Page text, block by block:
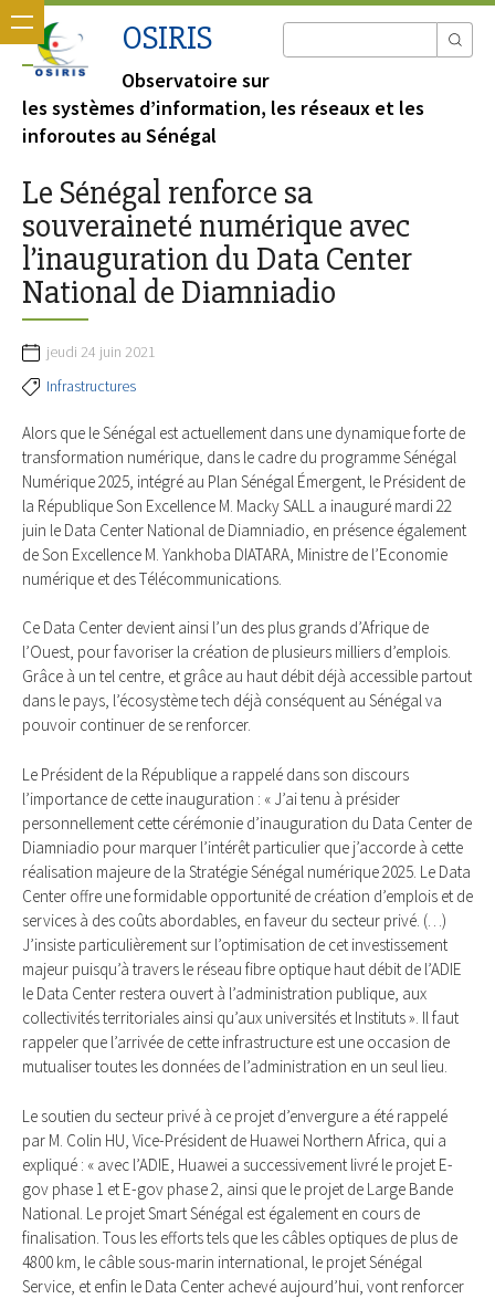
OSIRIS
Observatoire sur
les systèmes d’information, les réseaux et les
inforoutes au Sénégal
Le Sénégal renforce sa
souveraineté numérique avec
l’inauguration du Data Center
National de Diamniadio
jeudi 24 juin 2021
Infrastructures
Alors que le Sénégal est actuellement dans une dynamique forte de
transformation numérique, dans le cadre du programme Sénégal
Numérique 2025, intégré au Plan Sénégal Émergent, le Président de
la République Son Excellence M. Macky SALL a inauguré mardi 22
juin le Data Center National de Diamniadio, en présence également
de Son Excellence M. Yankhoba DIATARA, Ministre de l’Economie
numérique et des Télécommunications.
Ce Data Center devient ainsi l’un des plus grands d’Afrique de
l’Ouest, pour favoriser la création de plusieurs milliers d’emplois.
Grâce à un tel centre, et grâce au haut débit déjà accessible partout
dans le pays, l’écosystème tech déjà conséquent au Sénégal va
pouvoir continuer de se renforcer.
Le Président de la République a rappelé dans son discours
l’importance de cette inauguration : « J’ai tenu à présider
personnellement cette cérémonie d’inauguration du Data Center de
Diamniadio pour marquer l’intérêt particulier que j’accorde à cette
réalisation majeure de la Stratégie Sénégal numérique 2025. Le Data
Center offre une formidable opportunité de création d’emplois et de
services à des coûts abordables, en faveur du secteur privé. (…)
J’insiste particulièrement sur l’optimisation de cet investissement
majeur puisqu’à travers le réseau fibre optique haut débit de l’ADIE
le Data Center restera ouvert à l’administration publique, aux
collectivités territoriales ainsi qu’aux universités et Instituts ». Il faut
rappeler que l’arrivée de cette infrastructure est une occasion de
mutualiser toutes les données de l’administration en un seul lieu.
Le soutien du secteur privé à ce projet d’envergure a été rappelé
par M. Colin HU, Vice-Président de Huawei Northern Africa, qui a
expliqué : « avec l’ADIE, Huawei a successivement livré le projet E-
gov phase 1 et E-gov phase 2, ainsi que le projet de Large Bande
National. Le projet Smart Sénégal est également en cours de
finalisation. Tous les efforts tels que les câbles optiques de plus de
4800 km, le câble sous-marin international, le projet Sénégal
Service, et enfin le Data Center achevé aujourd’hui, vont renforcer